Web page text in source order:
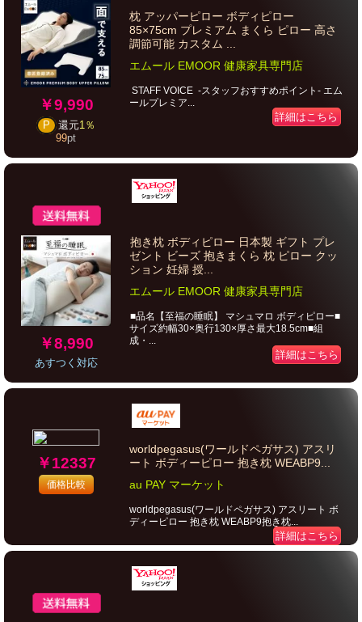
￥9,990
P 還元1％
99pt
枕 アッパーピロー ボディピロー
85×75cm プレミアム まくら ピロー 高さ
調節可能 カスタム ...
エムール EMOOR 健康家具専門店
STAFF VOICE -スタッフおすすめポイント- エム
ールプレミア...
詳細はこちら
￥8,990
あすつく対応
抱き枕 ボディピロー 日本製 ギフト プレ
ゼント ビーズ 抱きまくら 枕 ピロー クッ
ション 妊婦 授...
エムール EMOOR 健康家具専門店
■品名【至福の睡眠】 マシュマロ ボディピロー■
サイズ約幅30×奥行130×厚さ最大18.5cm■組
成・...
詳細はこちら
￥12337
価格比較
worldpegasus(ワールドペガサス) アスリ
ート ボディーピロー 抱き枕 WEABP9...
au PAY マーケット
worldpegasus(ワールドペガサス) アスリート ボ
ディーピロー 抱き枕 WEABP9抱き枕...
詳細はこちら